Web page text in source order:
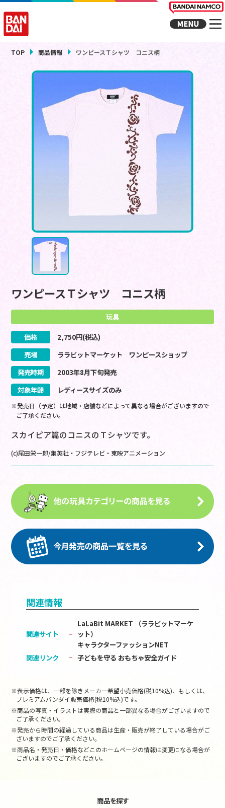
TOP 商品情報 ワンピースＴシャツ コニス柄
ワンピースＴシャツ コニス柄
玩具
価格 2,750円(税込)
売場
ララビットマーケット ワンピースショップ
発売時期
2003年8月下旬発売
対象年齢
レディースサイズのみ
※発売日（予定）は地域・店舗などによって異なる場合がございますので
ご了承ください。
スカイピア篇のコニスのＴシャツです。
(c)尾田栄一郎/集英社・フジテレビ・東映アニメーション
関連情報
関連サイト
LaLaBit MARKET （ララビットマーケ
ット）
キャラクターファッションNET
関連リンク
子どもを守る おもちゃ安全ガイド
※表示価格は、一部を除きメーカー希望小売価格(税10%込)、もしくは、
プレミアムバンダイ販売価格(税10%込)です。
※商品の写真・イラストは実際の商品と一部異なる場合がございますので
ご了承ください。
※発売から時間の経過している商品は生産・販売が終了している場合がご
ざいますのでご了承ください。
※商品名・発売日・価格などこのホームページの情報は変更になる場合が
ございますのでご了承ください。
商品を探す